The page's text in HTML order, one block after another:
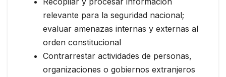
relevante para la seguridad nacional;
evaluar amenazas internas y externas al
orden constitucional
Contrarrestar actividades de personas,
organizaciones o gobiernos extranjeros